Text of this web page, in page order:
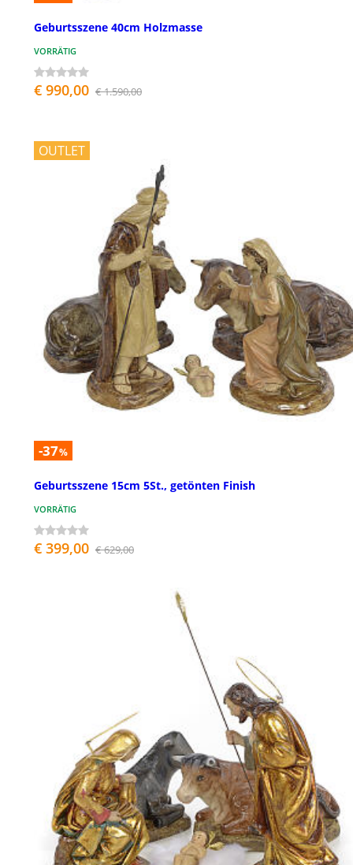
Geburtsszene 40cm Holzmasse
VORRÄTIG
€ 990,00 € 1.590,00
OUTLET
-37%
Geburtsszene 15cm 5St., getönten Finish
VORRÄTIG
€ 399,00 € 629,00